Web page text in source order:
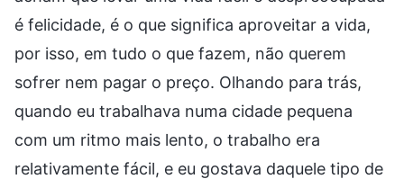
é felicidade, é o que significa aproveitar a vida,
por isso, em tudo o que fazem, não querem
sofrer nem pagar o preço. Olhando para trás,
quando eu trabalhava numa cidade pequena
com um ritmo mais lento, o trabalho era
relativamente fácil, e eu gostava daquele tipo de